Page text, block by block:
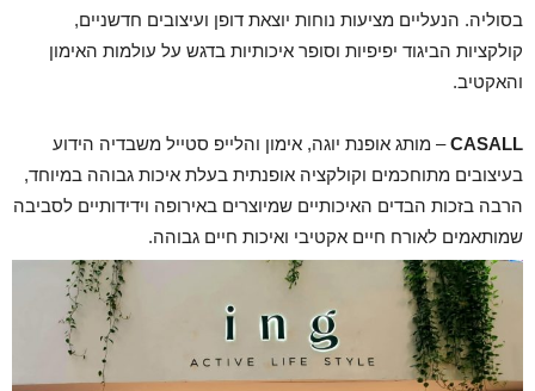
בסוליה. הנעליים מציעות נוחות יוצאת דופן ועיצובים חדשניים,
קולקציות הביגוד יפיפיות וסופר איכותיות בדגש על עולמות האימון
והאקטיב.
CASALL– מותג אופנת יוגה, אימון והלייפ סטייל משבדיה הידוע
בעיצובים מתוחכמים וקולקציה אופנתית בעלת איכות גבוהה במיוחד,
הרבה בזכות הבדים האיכותיים שמיוצרים באירופה וידידותיים לסביבה
שמותאמים לאורח חיים אקטיבי ואיכות חיים גבוהה.